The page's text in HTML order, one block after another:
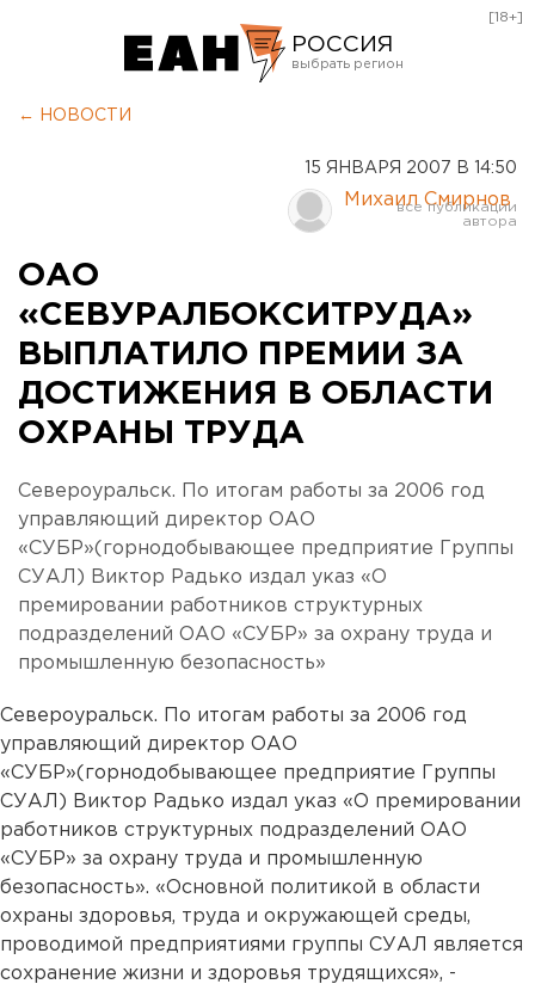
РОССИЯ
Курган
Оренбург
[18+]
← НОВОСТИ
15 ЯНВАРЯ 2007 В 14:50
Михаил Смирнов
ОАО
«СЕВУРАЛБОКСИТРУДА»
ВЫПЛАТИЛО ПРЕМИИ ЗА
ДОСТИЖЕНИЯ В ОБЛАСТИ
ОХРАНЫ ТРУДА
Североуральск. По итогам работы за 2006 год
управляющий директор ОАО
«СУБР»(горнодобывающее предприятие Группы
СУАЛ) Виктор Радько издал указ «О
премировании работников структурных
подразделений ОАО «СУБР» за охрану труда и
промышленную безопасность»
Североуральск. По итогам работы за 2006 год
управляющий директор ОАО
«СУБР»(горнодобывающее предприятие Группы
СУАЛ) Виктор Радько издал указ «О премировании
работников структурных подразделений ОАО
«СУБР» за охрану труда и промышленную
безопасность». «Основной политикой в области
охраны здоровья, труда и окружающей среды,
проводимой предприятиями группы СУАЛ является
сохранение жизни и здоровья трудящихся», -